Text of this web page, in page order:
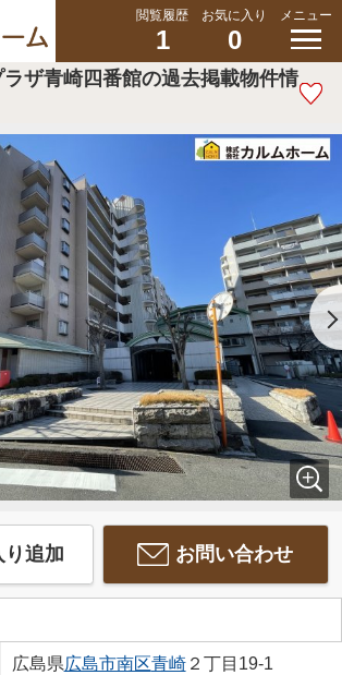
閲覧履歴
1
お気に入り
0
メニュー
ザ青崎四番館の過去掲載物件情
り追加 お問い合わせ
広島県広島市南区青崎２丁目19-1